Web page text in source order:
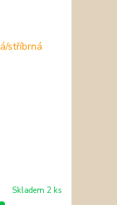
Skladem 2 ks